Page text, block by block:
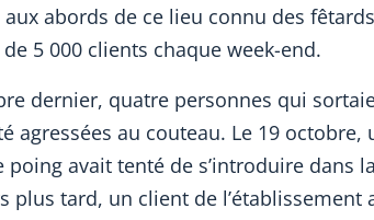
abords de ce lieu connu des
5 000 clients chaque week-end.
dernier, quatre personnes qui
agressées au couteau. Le 19
poing avait tenté de s’introduire dans
plus tard, un client de l’établissement